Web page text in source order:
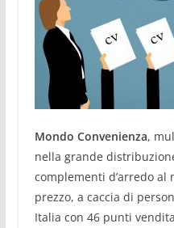
Mondo Convenienza,
nella grande
complementi d’arredo
prezzo, a caccia di
Italia con 46 punti